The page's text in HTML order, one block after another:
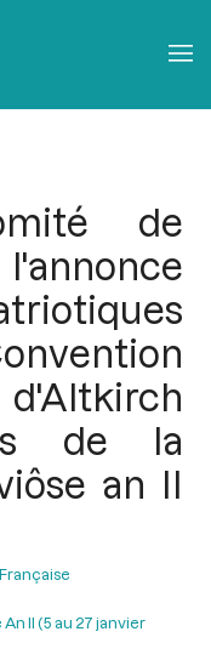
de
de la
an II
An II (5 au 27 janvier